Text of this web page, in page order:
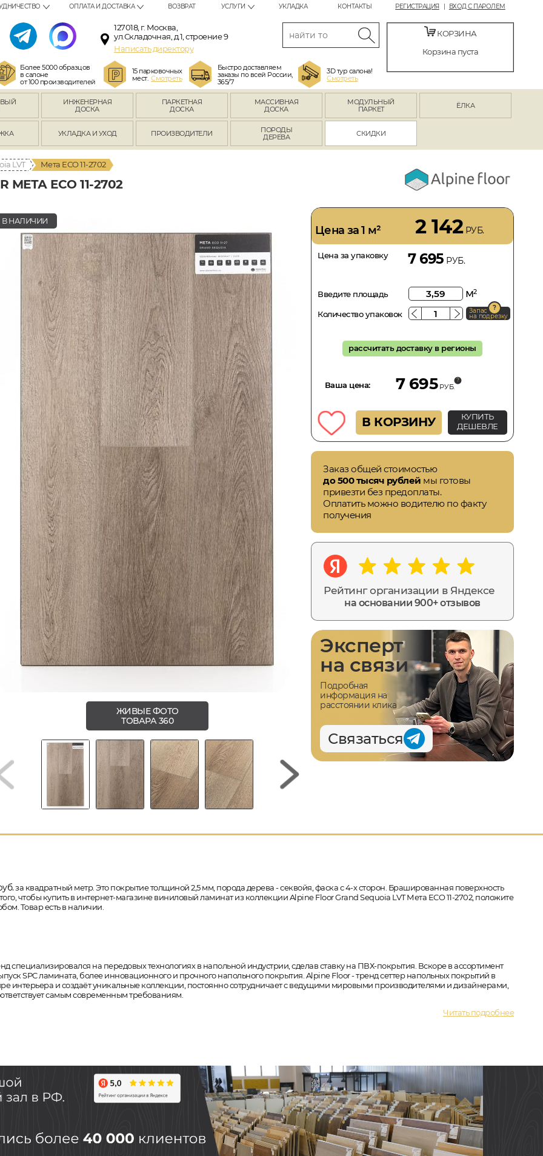
РЕГИСТРАЦИЯ ВХОД С ПАРОЛЕМ
ОПЛАТА И ДОСТАВКА ВОЗВРАТ УСЛУГИ УКЛАДКА КОНТАКТЫ
127018, г. Москва,
ул.Складочная, д.1, строение 9
Написать директору
Более 5000 образцов
в салоне
от 100 производителей
15 парковочных
мест.Смотреть
Быстро доставляем
заказы по всей России,
365/7
3D тур салона!
Смотреть
КОРЗИНА
Корзина пуста
ИНЖЕНЕРНАЯ
ДОСКА
ПАРКЕТНАЯ
ДОСКА
МАССИВНАЯ
ДОСКА
МОДУЛЬНЫЙ
ПАРКЕТ
ЁЛКА
УКЛАДКА И УХОД ПРОИЗВОДИТЕЛИ
ПОРОДЫ
ДЕРЕВА
СКИДКИ
LVT Мета ECO 11-2702
ECO 11-2702
В НАЛИЧИИ
ЖИВЫЕ ФОТО
ТОВАРА 360
Цена за 1 м² 2 142РУБ.
Цена за упаковку 7 695 РУБ.
Введите площадь м2
Количество упаковок Запас
на подрезку
рассчитать доставку в регионы
Ваша цена: 7 695 РУБ.
В КОРЗИНУ
КУПИТЬ
ДЕШЕВЛЕ
Заказ общей стоимостью
до 500 тысяч рублей мы готовы
привезти без предоплаты.
Оплатить можно водителю по факту
получения
Рейтинг организации в Яндексе
на основании 900+ отзывов
Эксперт
на связи
Подробная
информация на
расстоянии клика
Связаться
за квадратный метр. Это покрытие толщиной 2,5 мм, порода дерева - секвойя, фаска с 4-х сторон. Брашированная поверхность
чтобы купить в интернет-магазине виниловый ламинат из коллекции Alpine Floor Grand Sequoia LVT Мета ECO 11-2702, положите
Товар есть в наличии.
специализировался на передовых технологиях в напольной индустрии, сделав ставку на ПВХ-покрытия. Вскоре в ассортимент
SPC ламината, более инновационного и прочного напольного покрытия. Alpine Floor - тренд сеттер напольных покрытий в
интерьера и создаёт уникальные коллекции, постоянно сотрудничает с ведущими мировыми производителями и дизайнерами,
самым современным требованиям.
Читать подробнее